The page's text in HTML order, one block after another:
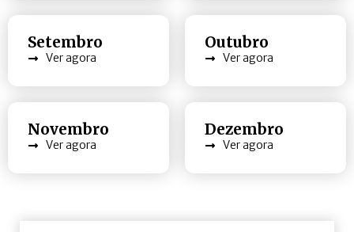
Setembro
Ver agora
Outubro
Ver agora
Novembro
Ver agora
Dezembro
Ver agora